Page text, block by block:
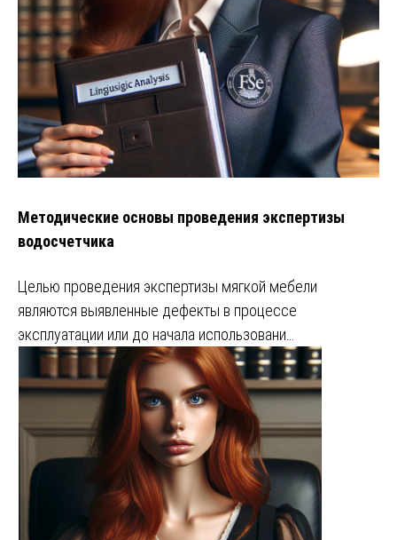
Методические основы проведения экспертизы
водосчетчика
Целью проведения экспертизы мягкой мебели
являются выявленные дефекты в процессе
эксплуатации или до начала использовани…